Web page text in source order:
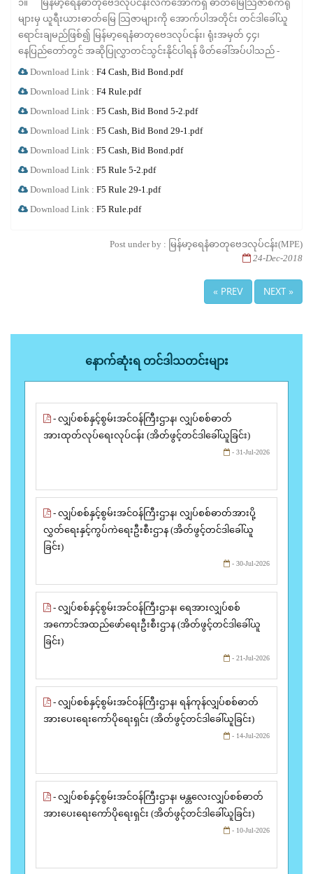
၁။ မြန်မာ့ရေနံဓာတုဗေဒလုပ်ငန်းလက်အောက်ရှိ ဓာတ်မြေသြဇာစက်ရုံ
များမှ ယူရီးယားဓာတ်မြေ သြဇာများကို အောက်ပါအတိုင်း တင်ဒါခေါ်ယူ
ရောင်းချမည်ဖြစ်၍ မြန်မာ့ရေနံဓာတုဗေဒလုပ်ငန်း၊ ရုံးအမှတ် ၄၄၊
နေပြည်တော်တွင် အဆိုပြုလွှာတင်သွင်းနိုင်ပါရန် ဖိတ်ခေါ်အပ်ပါသည် -
Download Link : F4 Cash, Bid Bond.pdf
Download Link : F4 Rule.pdf
Download Link : F5 Cash, Bid Bond 5-2.pdf
Download Link : F5 Cash, Bid Bond 29-1.pdf
Download Link : F5 Cash, Bid Bond.pdf
Download Link : F5 Rule 5-2.pdf
Download Link : F5 Rule 29-1.pdf
Download Link : F5 Rule.pdf
Post under by : မြန်မာ့ရေနံဓာတုဗေဒလုပ်ငန်း(MPE)
24-Dec-2018
« PREV NEXT »
နောက်ဆုံးရ တင်ဒါသတင်းများ
- လျှပ်စစ်နှင့်စွမ်းအင်ဝန်ကြီးဌာန၊ လျှပ်စစ်ဓာတ်
အားထုတ်လုပ်ရေးလုပ်ငန်း (အိတ်ဖွင့်တင်ဒါခေါ်ယူခြင်း)
- 31-Jul-2026
- လျှပ်စစ်နှင့်စွမ်းအင်ဝန်ကြီးဌာန၊ လျှပ်စစ်ဓာတ်အားပို့
လွှတ်ရေးနှင့်ကွပ်ကဲရေးဦးစီးဌာန (အိတ်ဖွင့်တင်ဒါခေါ်ယူ
ခြင်း)
- 30-Jul-2026
- လျှပ်စစ်နှင့်စွမ်းအင်ဝန်ကြီးဌာန၊ ရေအားလျှပ်စစ်
အကောင်အထည်ဖော်ရေးဦးစီးဌာန (အိတ်ဖွင့်တင်ဒါခေါ်ယူ
ခြင်း)
- 21-Jul-2026
- လျှပ်စစ်နှင့်စွမ်းအင်ဝန်ကြီးဌာန၊ ရန်ကုန်လျှပ်စစ်ဓာတ်
အားပေးရေးကော်ပိုရေးရှင်း (အိတ်ဖွင့်တင်ဒါခေါ်ယူခြင်း)
- 14-Jul-2026
- လျှပ်စစ်နှင့်စွမ်းအင်ဝန်ကြီးဌာန၊ မန္တလေးလျှပ်စစ်ဓာတ်
အားပေးရေးကော်ပိုရေးရှင်း (အိတ်ဖွင့်တင်ဒါခေါ်ယူခြင်း)
- 10-Jul-2026